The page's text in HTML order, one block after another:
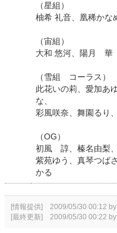
（星組）
柚希 礼音、凰稀かな
（宙組）
大和 悠河、陽月 華
（雪組 コーラス）
此花いの莉、愛加あ
な、
彩風咲奈、舞園るり
（OG）
初風 諄、榛名由梨
紫苑ゆう、真琴つば
かる
[情報提供] 2009/05/30 00:12 by
[最終更新] 2009/05/30 00:22 by